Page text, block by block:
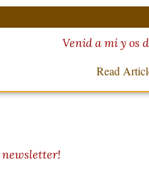
Venid a mí y os
Read
newsletter!